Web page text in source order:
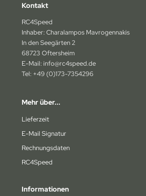
Kontakt
RC4Speed
Inhaber: Charalampos Mavrogennakis
In den Seegärten 2
68723 Oftersheim
E-Mail: info@rc4speed.de
Tel: +49 (0)173-7354296
Mehr über...
Lieferzeit
E-Mail Signatur
Rechnungsdaten
RC4Speed
Informationen